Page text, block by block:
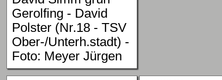
Gerolfing - David
Polster (Nr.18 - TSV
Ober-/Unterh.stadt) -
Foto: Meyer Jürgen